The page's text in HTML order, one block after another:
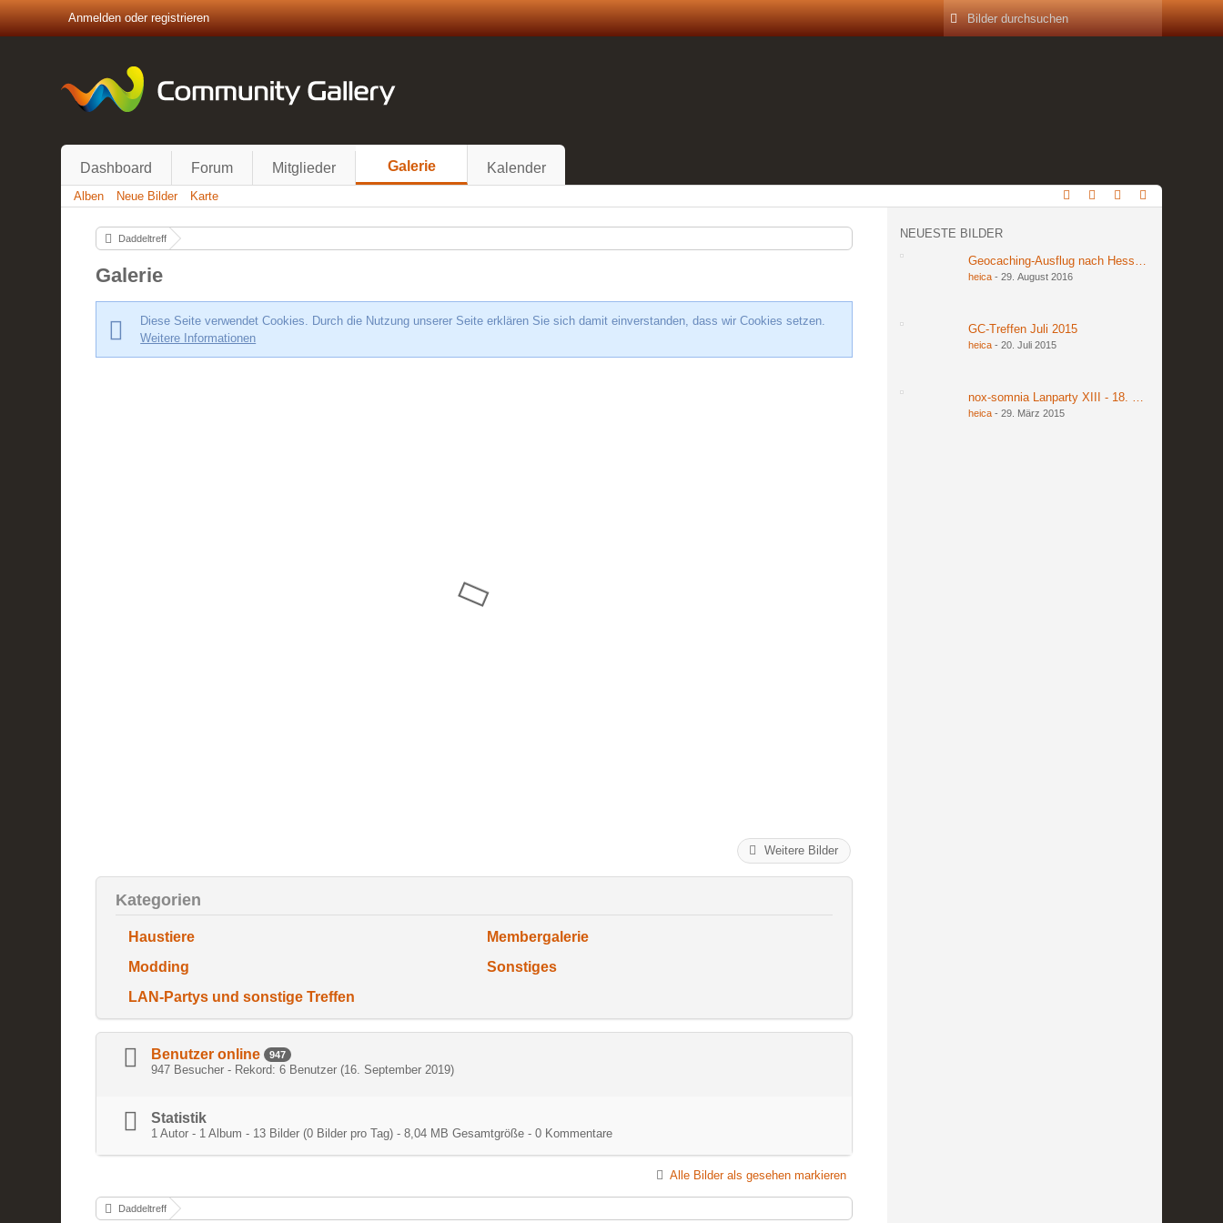
Anmelden oder registrieren
Dashboard Forum Mitglieder Galerie Kalender
Alben Neue Bilder Karte
Daddeltreff
Galerie
Diese Seite verwendet Cookies. Durch die Nutzung unserer Seite erklären Sie sich damit einverstanden, dass wir Cookies setzen.
Weitere Informationen
Weitere Bilder
Kategorien
Haustiere
Membergalerie
Modding
Sonstiges
LAN-Partys und sonstige Treffen
Benutzer online 947
947 Besucher - Rekord: 6 Benutzer (16. September 2019)
Statistik
1 Autor - 1 Album - 13 Bilder (0 Bilder pro Tag) - 8,04 MB Gesamtgröße - 0 Kommentare
Alle Bilder als gesehen markieren
Daddeltreff
NEUESTE BILDER
Geocaching-Ausflug nach Hessen am 27. und
heica -29. August 2016
GC-Treffen Juli 2015
heica -20. Juli 2015
nox-somnia Lanparty XIII - 18. bis 20. März
heica -29. März 2015